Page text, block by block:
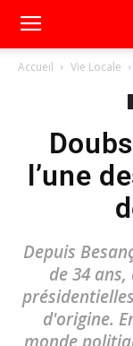
Accueil Vie Locale
l’une
Depuis
de 34
d'origine.